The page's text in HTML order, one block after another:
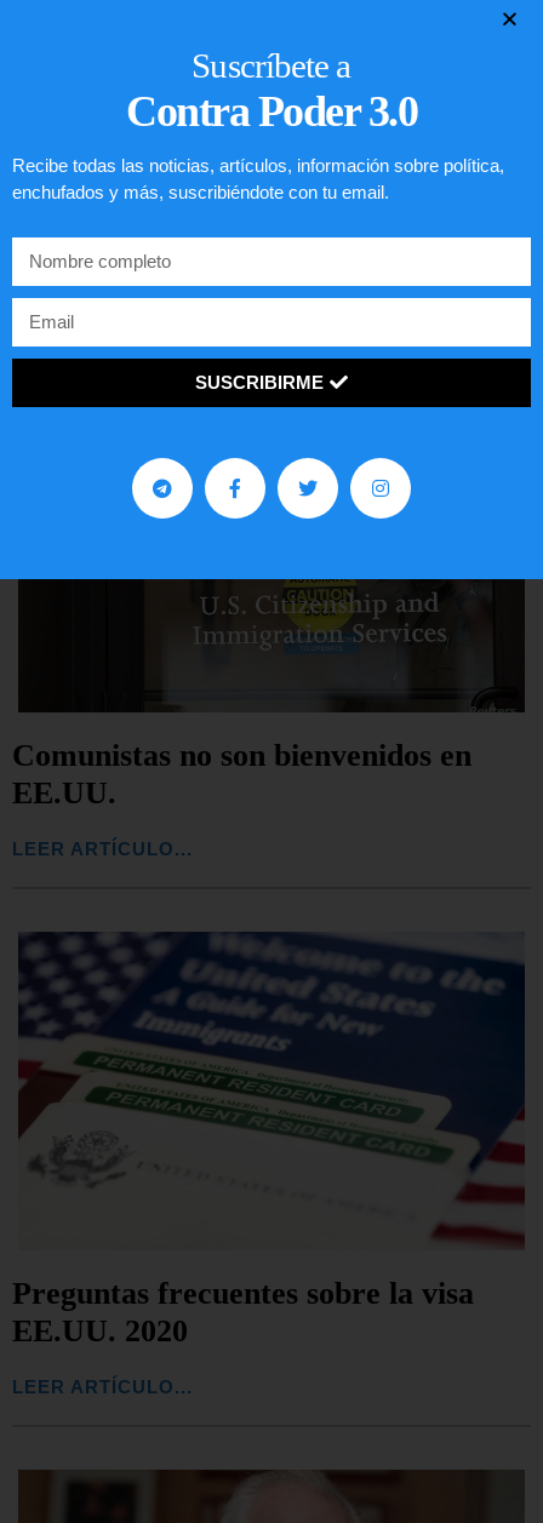
Lotería de visa de EEUU
LEER ARTÍCULO...
Comunistas no son bienvenidos en
EE.UU.
LEER ARTÍCULO...
Preguntas frecuentes sobre la visa
EE.UU. 2020
LEER ARTÍCULO...
Suscríbete a
Contra Poder 3.0
Recibe todas las noticias, artículos, información sobre política,
enchufados y más, suscribiéndote con tu email.
SUSCRIBIRME